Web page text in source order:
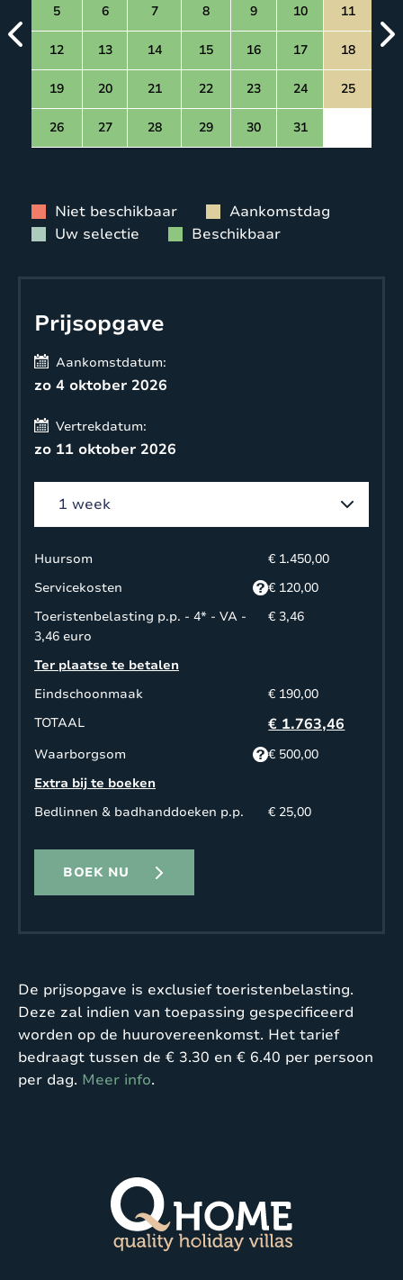
5 6 7 8 9 10 11
12 13 14 15 16 17 18
19 20 21 22 23 24 25
26 27 28 29 30 31
Niet beschikbaar
Aankomstdag
Uw selectie
Beschikbaar
Prijsopgave
Aankomstdatum:
zo 4 oktober 2026
Vertrekdatum:
zo 11 oktober 2026
Huursom
€ 1.450,00
Servicekosten
€ 120,00
Toeristenbelasting p.p. - 4* - VA -
3,46 euro
€ 3,46
Ter plaatse te betalen
Eindschoonmaak
€ 190,00
TOTAAL
€ 1.763,46
Waarborgsom
€ 500,00
Extra bij te boeken
Bedlinnen & badhanddoeken p.p.
€ 25,00
BOEK NU
De prijsopgave is exclusief toeristenbelasting.
Deze zal indien van toepassing gespecificeerd
worden op de huurovereenkomst. Het tarief
bedraagt tussen de € 3.30 en € 6.40 per persoon
per dag. Meer info.